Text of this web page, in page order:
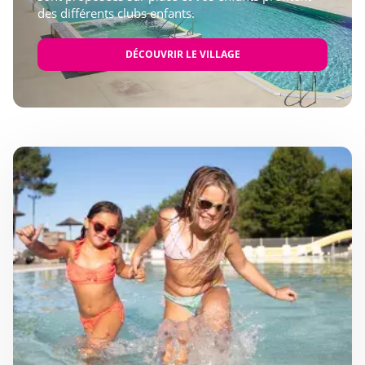
des différents clubs enfants.
DÉCOUVRIR LE VILLAGE